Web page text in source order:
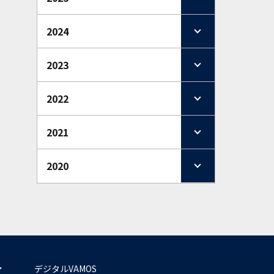
2024
2023
2022
2021
2020
デジタルVAMOS